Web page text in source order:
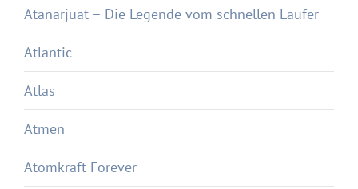
Atanarjuat – Die Legende vom schnellen Läufer
Atlantic
Atlas
Atmen
Atomkraft Forever